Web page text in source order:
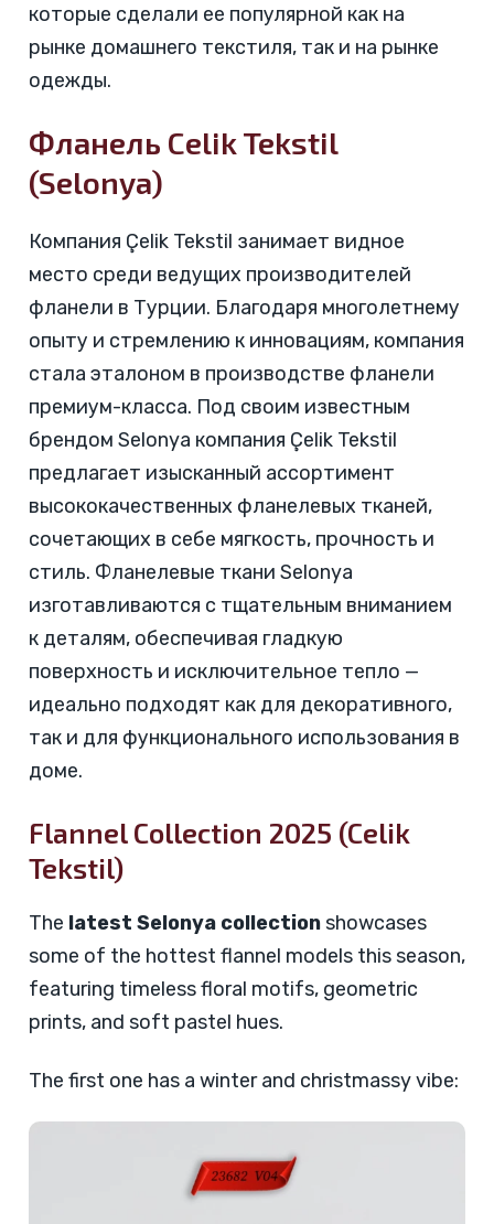
которые сделали ее популярной как на
рынке домашнего текстиля, так и на рынке
одежды.
Фланель Celik Tekstil
(Selonya)
Компания Çelik Tekstil занимает видное
место среди ведущих производителей
фланели в Турции. Благодаря многолетнему
опыту и стремлению к инновациям, компания
стала эталоном в производстве фланели
премиум-класса. Под своим известным
брендом Selonya компания Çelik Tekstil
предлагает изысканный ассортимент
высококачественных фланелевых тканей,
сочетающих в себе мягкость, прочность и
стиль. Фланелевые ткани Selonya
изготавливаются с тщательным вниманием
к деталям, обеспечивая гладкую
поверхность и исключительное тепло —
идеально подходят как для декоративного,
так и для функционального использования в
доме.
Flannel Collection 2025 (Celik
Tekstil)
The latest Selonya collectionshowcases
some of the hottest flannel models this season,
featuring timeless floral motifs, geometric
prints, and soft pastel hues.
The first one has a winter and christmassy vibe: